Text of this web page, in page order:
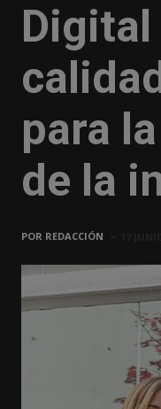
Digital
para
de la
POR REDACCIÓN